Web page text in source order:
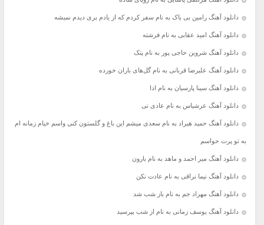
دانلود آهنگ رامین بی باک به نام سفر کردم که از یادم بری دیدم نمیشه
دانلود آهنگ امید عقابی به نام فرشته
دانلود آهنگ شروین حاجی پور به نام پتک
دانلود آهنگ علیرضا قربانی به نام گل‌های باران خورده
دانلود آهنگ سینا پارسیان به نام ادا
دانلود آهنگ عرشیاس به نام عادی نی
دانلود آهنگ حمید هیراد به نام سعدی میشم این باغ و گلستون کنی واسم خیام زمانه ام
به تو پرت حواسم
دانلود آهنگ میر احمد و ماهد به نام بارون
دانلود آهنگ نیما نراقی به نام عادت نکن
دانلود آهنگ مهراد جم به نام باز شب شد
دانلود آهنگ یوسف زمانی به نام از شب بپرسید